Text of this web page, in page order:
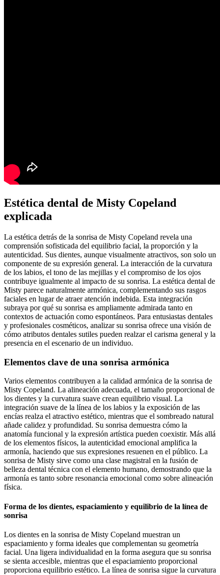
Estética dental de Misty Copeland
explicada
La estética detrás de la sonrisa de Misty Copeland revela una
comprensión sofisticada del equilibrio facial, la proporción y la
autenticidad. Sus dientes, aunque visualmente atractivos, son solo un
componente de su expresión general. La interacción de la curvatura
de los labios, el tono de las mejillas y el compromiso de los ojos
contribuye igualmente al impacto de su sonrisa. La estética dental de
Misty parece naturalmente armónica, complementando sus rasgos
faciales en lugar de atraer atención indebida. Esta integración
subraya por qué su sonrisa es ampliamente admirada tanto en
contextos de actuación como espontáneos. Para entusiastas dentales
y profesionales cosméticos, analizar su sonrisa ofrece una visión de
cómo atributos dentales sutiles pueden realzar el carisma general y la
presencia en el escenario de un individuo.
Elementos clave de una sonrisa armónica
Varios elementos contribuyen a la calidad armónica de la sonrisa de
Misty Copeland. La alineación adecuada, el tamaño proporcional de
los dientes y la curvatura suave crean equilibrio visual. La
integración suave de la línea de los labios y la exposición de las
encías realza el atractivo estético, mientras que el sombreado natural
añade calidez y profundidad. Su sonrisa demuestra cómo la
anatomía funcional y la expresión artística pueden coexistir. Más allá
de los elementos físicos, la autenticidad emocional amplifica la
armonía, haciendo que sus expresiones resuenen en el público. La
sonrisa de Misty sirve como una clase magistral en la fusión de
belleza dental técnica con el elemento humano, demostrando que la
armonía es tanto sobre resonancia emocional como sobre alineación
física.
Forma de los dientes, espaciamiento y equilibrio de la línea de
sonrisa
Los dientes en la sonrisa de Misty Copeland muestran un
espaciamiento y forma ideales que complementan su geometría
facial. Una ligera individualidad en la forma asegura que su sonrisa
se sienta accesible, mientras que el espaciamiento proporcional
proporciona equilibrio estético. La línea de sonrisa sigue la curvatura